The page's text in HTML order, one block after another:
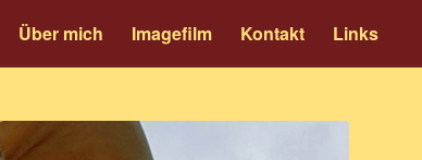
Über mich Imagefilm Kontakt Links